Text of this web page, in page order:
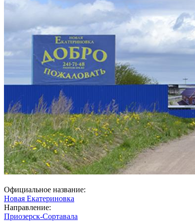
Официальное название:
Новая Екатериновка
Направление:
Приозерск-Сортавала